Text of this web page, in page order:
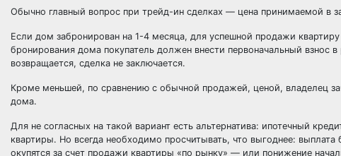
Обычно главный вопрос при трейд-ин сделках — цена принимаемой в
Если дом забронирован на 1-4 месяца, для успешной продажи
бронирования дома покупатель должен внести первоначальный взнос
возвращается, сделка не заключается.
Кроме меньшей, по сравнению с обычной продажей, ценой, владелец
дома.
Для не согласных на такой вариант есть альтернатива: ипотечный
квартиры. Но всегда необходимо просчитывать, что выгоднее:
окупятся за счет продажи квартиры «по рынку» — или понижение